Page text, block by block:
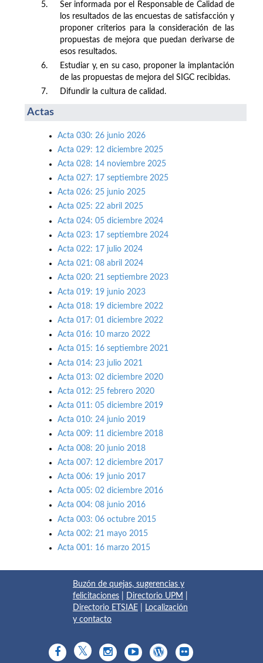
5.
Ser informada por el Responsable de Calidad de
los resultados de las encuestas de satisfacción y
proponer criterios para la consideración de las
propuestas de mejora que puedan derivarse de
esos resultados.
6.
Estudiar y, en su caso, proponer la implantación
de las propuestas de mejora del SIGC recibidas.
7.
Difundir la cultura de calidad.
Actas
Acta 030: 26 junio 2026
Acta 029: 12 diciembre 2025
Acta 028: 14 noviembre 2025
Acta 027: 17 septiembre 2025
Acta 026: 25 junio 2025
Acta 025: 22 abril 2025
Acta 024: 05 diciembre 2024
Acta 023: 17 septiembre 2024
Acta 022: 17 julio 2024
Acta 021: 08 abril 2024
Acta 020: 21 septiembre 2023
Acta 019: 19 junio 2023
Acta 018: 19 diciembre 2022
Acta 017: 01 diciembre 2022
Acta 016: 10 marzo 2022
Acta 015: 16 septiembre 2021
Acta 014: 23 julio 2021
Acta 013: 02 diciembre 2020
Acta 012: 25 febrero 2020
Acta 011: 05 diciembre 2019
Acta 010: 24 junio 2019
Acta 009: 11 diciembre 2018
Acta 008: 20 junio 2018
Acta 007: 12 diciembre 2017
Acta 006: 19 junio 2017
Acta 005: 02 diciembre 2016
Acta 004: 08 junio 2016
Acta 003: 06 octubre 2015
Acta 002: 21 mayo 2015
Acta 001: 16 marzo 2015
Buzón de quejas, sugerencias y
felicitaciones
Directorio UPM
Directorio ETSIAE
Localización
y contacto